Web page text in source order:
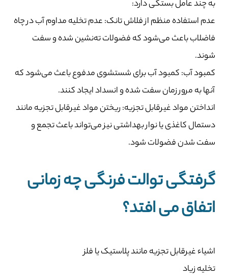
به چند عامل بستگی دارد:
عدم استفاده منظم از فلاش تانک: عدم تخلیه مداوم آب در چاه
فاضلاب باعث می‌شود که فضولات ته‌نشین شده و سفت
شوند.
کمبود آب: کمبود آب برای شستشوی مدفوع باعث می‌شود که
آنها به مرور زمان سفت شده و انسداد ایجاد کنند.
انداختن مواد غیرقابل تجزیه: ریختن مواد غیرقابل تجزیه مانند
دستمال کاغذی یا نوار بهداشتی نیز می‌تواند باعث تجمع و
سفت شدن فضولات شود.
گرفتگی توالت فرنگی چه زمانی
اتفاق می افتد؟
اشیاء غیرقابل تجزیه مانند پلاستیک یا فلز
تخلیه زیاد